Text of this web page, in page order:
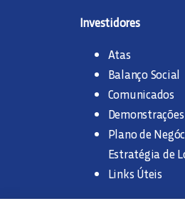
Investidores
Atas
Balanço Social
Comunicados
Demonstrações
Plano de
Estratégia de
Links Úteis